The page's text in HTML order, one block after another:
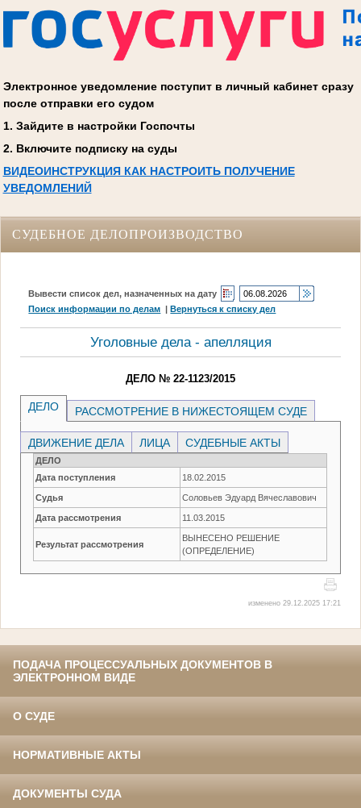
Электронное уведомление поступит в личный кабинет сразу
после отправки его судом
1. Зайдите в настройки Госпочты
2. Включите подписку на суды
ВИДЕОИНСТРУКЦИЯ КАК НАСТРОИТЬ ПОЛУЧЕНИЕ
УВЕДОМЛЕНИЙ
СУДЕБНОЕ ДЕЛОПРОИЗВОДСТВО
Вывести список дел, назначенных на дату
Поиск информации по делам |Вернуться к списку дел
Уголовные дела - апелляция
ДЕЛО № 22-1123/2015
ДЕЛО РАССМОТРЕНИЕ В НИЖЕСТОЯЩЕМ СУДЕ
ДВИЖЕНИЕ ДЕЛА ЛИЦА СУДЕБНЫЕ АКТЫ
ДЕЛО
Дата поступления
18.02.2015
Судья Соловьев Эдуард Вячеславович
Дата рассмотрения 11.03.2015
Результат рассмотрения
ВЫНЕСЕНО РЕШЕНИЕ
(ОПРЕДЕЛЕНИЕ)
изменено 29.12.2025 17:21
ПОДАЧА ПРОЦЕССУАЛЬНЫХ ДОКУМЕНТОВ В
ЭЛЕКТРОННОМ ВИДЕ
О СУДЕ
НОРМАТИВНЫЕ АКТЫ
ДОКУМЕНТЫ СУДА